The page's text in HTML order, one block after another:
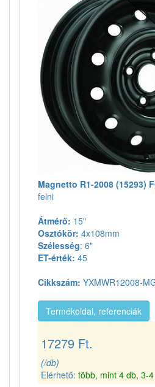
Magnetto R1-2008 (15293)
felni
Átmérő: 15"
Osztókör: 4x108mm
Szélesség: 6"
ET-érték: 45
Cikkszám: YXMWR12008-
Termékoldal, referenciák
17279 Ft.
(/db)
Elérhető: több, mint 4 db, 3-